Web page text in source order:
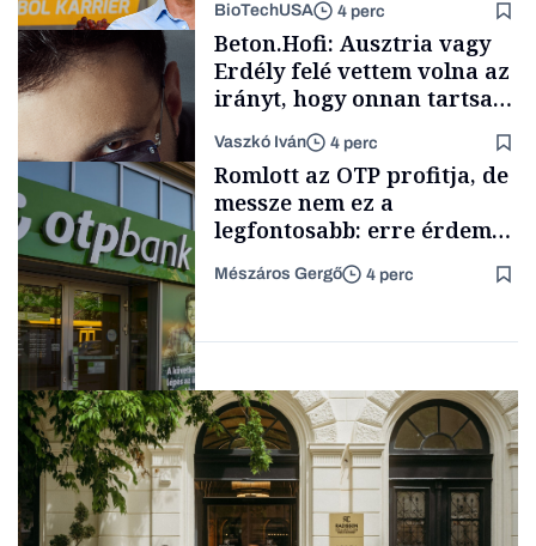
Energia
Content Lab HUB
BioTechUSA 4 perc
Forbes-sztori
Beton.Hofi: Ausztria vagy
Erdély felé vettem volna az
irányt, hogy onnan tartsam
lélegeztetőgépen a magyar
zenét
Vaszkó Iván 4 perc
Befektetés
Romlott az OTP profitja, de
messze nem ez a
legfontosabb: erre érdemes
figyelniük a befektetőknek
Mészáros Gergő 4 perc